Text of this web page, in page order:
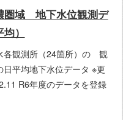
圏域 地下水位観測デ
）
各観測所（24箇所）の 観
日平均地下水位データ ※更
R6年度のデータを登録